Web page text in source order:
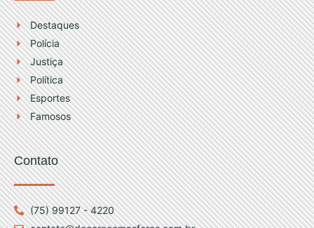
Destaques
Polícia
Justiça
Política
Esportes
Famosos
Contato
(75) 99127 - 4220